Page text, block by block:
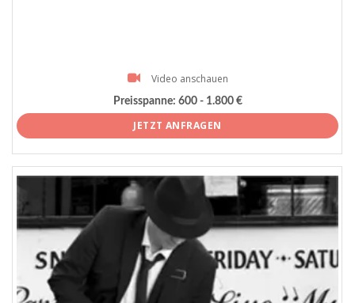
Video anschauen
Preisspanne: 600 - 1.800 €
JETZT ANFRAGEN